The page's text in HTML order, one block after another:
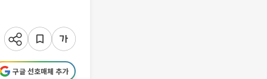
구글 선호매체 추가